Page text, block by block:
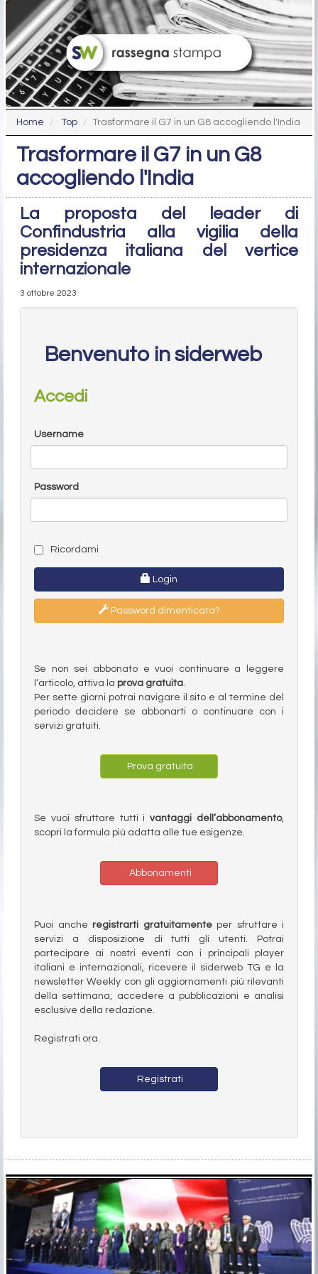
Home Top Trasformare il G7 in un G8 accogliendo l'India
Trasformare il G7 in un G8
accogliendo l'India
La proposta del leader di
Confindustria alla vigilia della
presidenza italiana del vertice
internazionale
3 ottobre 2023
Benvenuto in siderweb
Accedi
Username
Password
Ricordami
Login
Password dimenticata?
Se non sei abbonato e vuoi continuare a leggere
l’articolo, attiva la prova gratuita.
Per sette giorni potrai navigare il sito e al termine del
periodo decidere se abbonarti o continuare con i
servizi gratuiti.
Prova gratuita
Se vuoi sfruttare tutti ivantaggi dell’abbonamento,
scopri la formula più adatta alle tue esigenze.
Abbonamenti
Puoi anche registrarti gratuitamenteper sfruttare i
servizi a disposizione di tutti gli utenti. Potrai
partecipare ai nostri eventi con i principali player
italiani e internazionali, ricevere il siderweb TG e la
newsletter Weekly con gli aggiornamenti più rilevanti
della settimana, accedere a pubblicazioni e analisi
esclusive della redazione.
Registrati ora.
Registrati